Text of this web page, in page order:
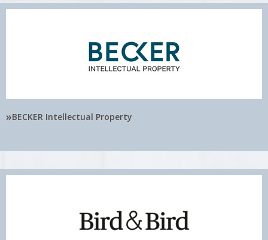
»BECKER Intellectual Property